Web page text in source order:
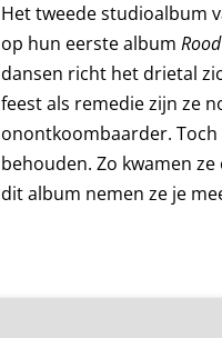
Het tweede studioalbum
op hun eerste album
dansen richt het drietal
feest als remedie zijn ze
onontkoombaarder.
behouden. Zo kwamen
dit album nemen ze je